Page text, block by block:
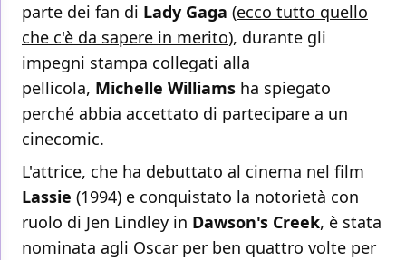
parte dei fan di Lady Gaga (ecco tutto quello
che c'è da sapere in merito), durante gli
impegni stampa collegati alla
pellicola, Michelle Williams ha spiegato
perché abbia accettato di partecipare a un
cinecomic.
L'attrice, che ha debuttato al cinema nel film
Lassie (1994) e conquistato la notorietà con
ruolo di Jen Lindley in Dawson's Creek, è stata
nominata agli Oscar per ben quattro volte per